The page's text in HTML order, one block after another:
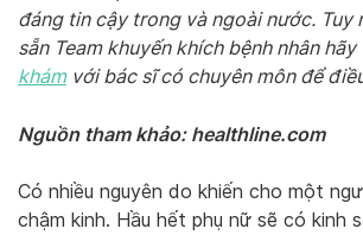
đáng tin cậy trong và ngoài nước. Tuy
sẵn Team khuyến khích bệnh nhân
khámvới bác sĩ có chuyên môn để
Nguồn tham khảo: healthline.com
Có nhiều nguyên do khiến cho một
chậm kinh. Hầu hết phụ nữ sẽ có kinh